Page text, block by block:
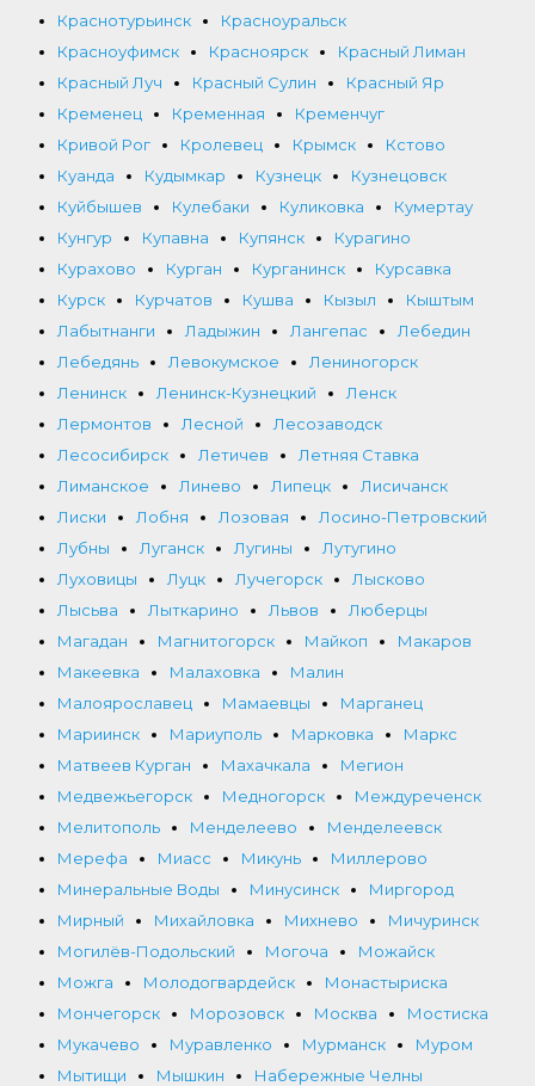
Краснотурьинск
Красноуральск
Красноуфимск
Красноярск
Красный Лиман
Красный Луч
Красный Сулин
Красный Яр
Кременец
Кременная
Кременчуг
Кривой Рог
Кролевец Крымск
Кстово
Куанда
Кудымкар Кузнецк
Кузнецовск
Куйбышев
Кулебаки Куликовка
Кумертау
Кунгур
Купавна Купянск
Курагино
Курахово
Курган Курганинск
Курсавка
Курск
Курчатов Кушва Кызыл
Кыштым
Лабытнанги
Ладыжин Лангепас
Лебедин
Лебедянь
Левокумское
Лениногорск
Ленинск
Ленинск-Кузнецкий
Ленск
Лермонтов
Лесной
Лесозаводск
Лесосибирск
Летичев
Летняя Ставка
Лиманское
Линево Липецк
Лисичанск
Лиски
Лобня Лозовая
Лосино-Петровский
Лубны
Луганск Лугины
Лутугино
Луховицы
Луцк Лучегорск
Лысково
Лысьва
Лыткарино Львов
Люберцы
Магадан
Магнитогорск Майкоп
Макаров
Макеевка
Малаховка
Малин
Малоярославец
Мамаевцы
Марганец
Мариинск
Мариуполь Марковка
Маркс
Матвеев Курган
Махачкала
Мегион
Медвежьегорск
Медногорск
Междуреченск
Мелитополь
Менделеево
Менделеевск
Мерефа
Миасс Микунь
Миллерово
Минеральные Воды
Минусинск
Миргород
Мирный
Михайловка Михнево
Мичуринск
Могилёв-Подольский
Могоча
Можайск
Можга
Молодогвардейск
Монастыриска
Мончегорск
Морозовск Москва
Мостиска
Мукачево
Муравленко Мурманск
Муром
Мытищи
Мышкин
Набережные Челны